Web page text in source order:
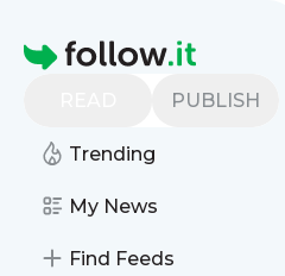
Homepage
PUBLISH
Trending
My News
Find Feeds
Find more feeds
на FotoInform
Follow
Subscribe to